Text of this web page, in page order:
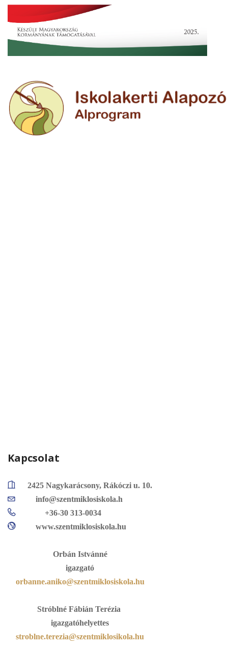
Kapcsolat
2425 Nagykarácsony, Rákóczi u. 10.
info@szentmiklosiskola.h
+36-30 313-0034
www.szentmiklosiskola.hu
Orbán Istvánné
igazgató
orbanne.aniko@szentmiklosiskola.hu
Stróblné Fábián Terézia
igazgatóhelyettes
stroblne.terezia@szentmiklosikola.hu